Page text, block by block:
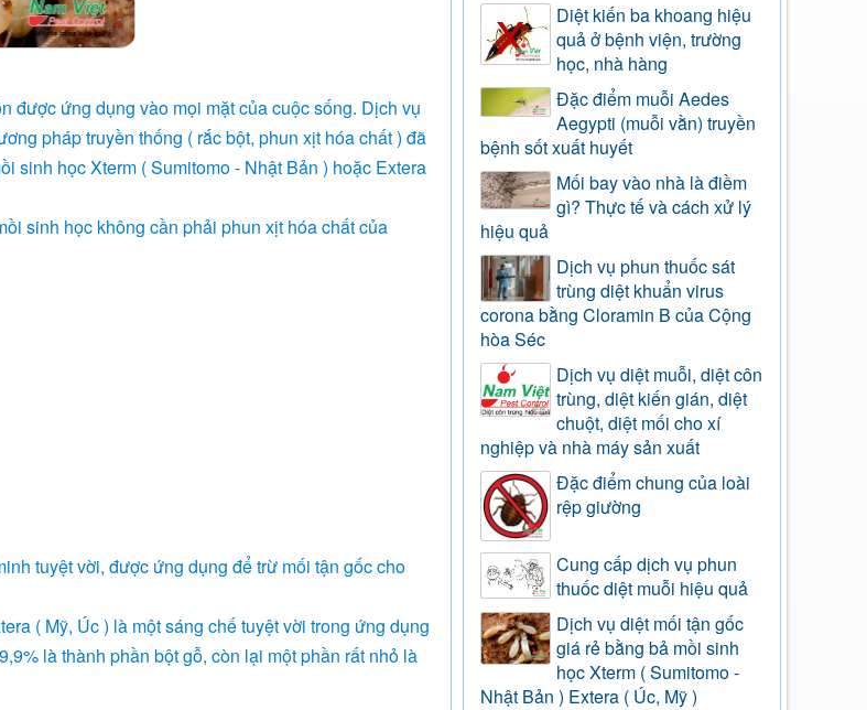
được ứng dụng vào mọi mặt của cuộc sống. Dịch vụ
pháp truyền thống ( rắc bột, phun xịt hóa chất ) đã
sinh học Xterm ( Sumitomo - Nhật Bản ) hoặc Extera
sinh học không cần phải phun xịt hóa chất của
tuyệt vời, được ứng dụng để trừ mối tận gốc cho
( Mỹ, Úc ) là một sáng chế tuyệt vời trong ứng dụng
là thành phần bột gỗ, còn lại một phần rất nhỏ là
Diệt kiến ba khoang hiệu
quả ở bệnh viện, trường
học, nhà hàng
Đặc điểm muỗi Aedes
Aegypti (muỗi vằn) truyền
bệnh sốt xuất huyết
Mối bay vào nhà là điềm
gì? Thực tế và cách xử lý
hiệu quả
Dịch vụ phun thuốc sát
trùng diệt khuẩn virus
corona bằng Cloramin B của Cộng
hòa Séc
Dịch vụ diệt muỗi, diệt côn
trùng, diệt kiến gián, diệt
chuột, diệt mối cho xí
nghiệp và nhà máy sản xuất
Đặc điểm chung của loài
rệp giường
Cung cấp dịch vụ phun
thuốc diệt muỗi hiệu quả
Dịch vụ diệt mối tận gốc
giá rẻ bằng bả mồi sinh
học Xterm ( Sumitomo -
Nhật Bản ) Extera ( Úc, Mỹ )